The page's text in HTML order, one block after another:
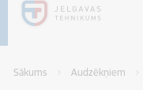
Sākums Audzēkņiem